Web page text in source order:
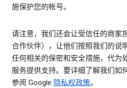
施保护您的帐号。
请注意，我们还会让受信任的商家
合作伙伴），让他们按照我们的说
任何相关的保密和安全措施，代为
服务提供支持。要详细了解我们如
参阅 Google 隐私权政策。